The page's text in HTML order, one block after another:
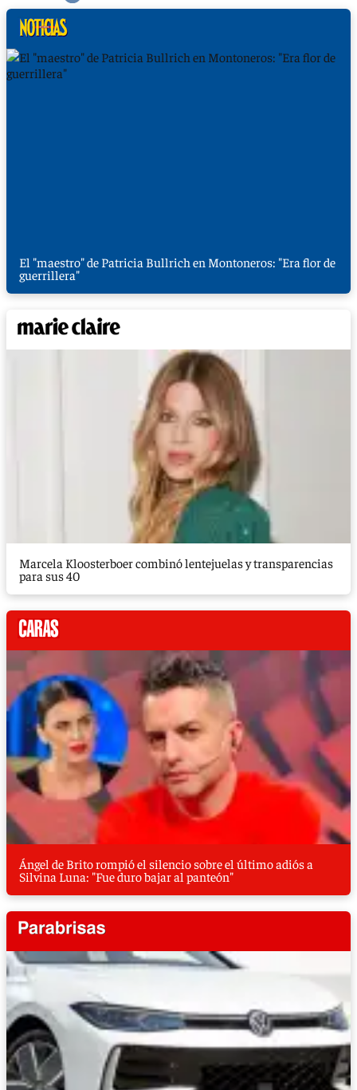
El "maestro" de Patricia Bullrich en Montoneros: "Era flor de
guerrillera"
Marcela Kloosterboer combinó lentejuelas y transparencias
para sus 40
Ángel de Brito rompió el silencio sobre el último adiós a
Silvina Luna: "Fue duro bajar al panteón"